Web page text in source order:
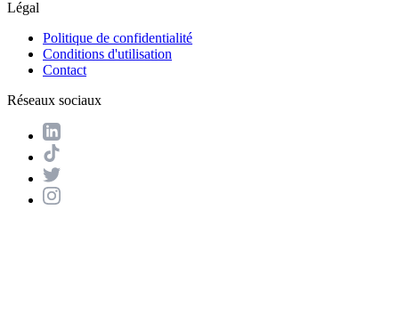
Légal
Politique de confidentialité
Conditions d'utilisation
Contact
Réseaux sociaux